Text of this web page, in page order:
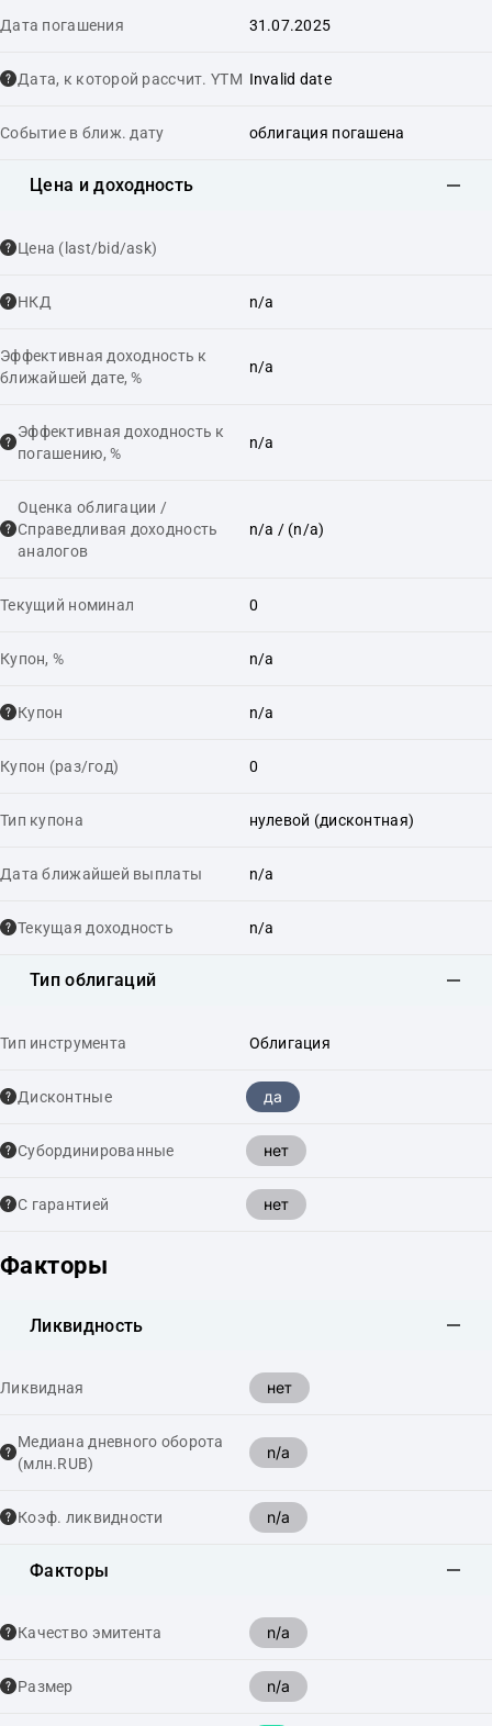
Дата погашения 31.07.2025
Дата, к которой рассчит. YTM Invalid date
Событие в ближ. дату облигация погашена
Цена и доходность
Цена (last/bid/ask)
НКД n/a
Эффективная доходность к
ближайшей дате, %
n/a
Эффективная доходность к
погашению, %
n/a
Оценка облигации /
Справедливая доходность
аналогов
n/a / (n/a)
Текущий номинал 0
Купон, % n/a
Купон n/a
Купон (раз/год) 0
Тип купона нулевой (дисконтная)
Дата ближайшей выплаты n/a
Текущая доходность n/a
Тип облигаций
Тип инструмента Облигация
Дисконтные да
Cубординированные нет
С гарантией нет
Факторы
Ликвидность
Ликвидная нет
Медиана дневного оборота
(млн.RUB)
n/a
Коэф. ликвидности n/a
Факторы
Качество эмитента n/a
Размер n/a